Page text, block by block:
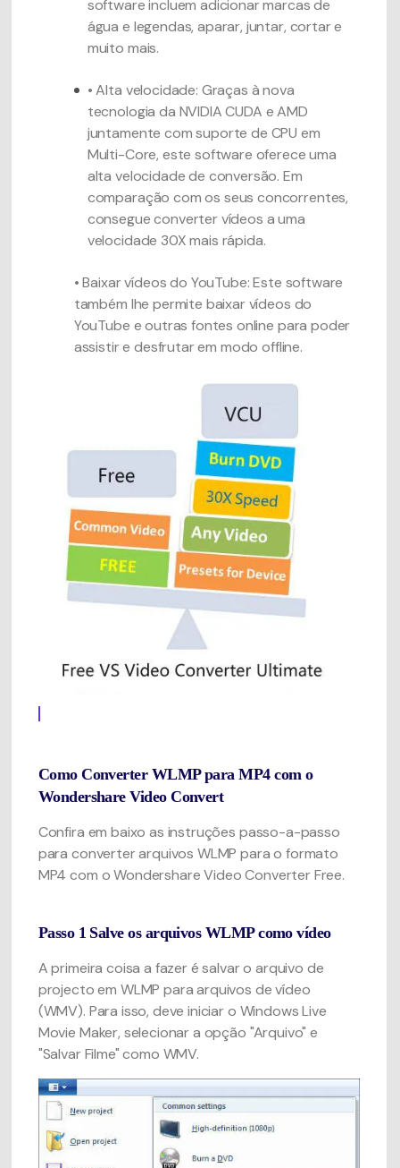
software incluem adicionar marcas de
água e legendas, aparar, juntar, cortar e
muito mais.
• Alta velocidade: Graças à nova
tecnologia da NVIDIA CUDA e AMD
juntamente com suporte de CPU em
Multi-Core, este software oferece uma
alta velocidade de conversão. Em
comparação com os seus concorrentes,
consegue converter vídeos a uma
velocidade 30X mais rápida.
• Baixar vídeos do YouTube: Este software
também lhe permite baixar vídeos do
YouTube e outras fontes online para poder
assistir e desfrutar em modo offline.
Como Converter WLMP para MP4 com o
Wondershare Video Convert
Confira em baixo as instruções passo-a-passo
para converter arquivos WLMP para o formato
MP4 com o Wondershare Video Converter Free.
Passo 1 Salve os arquivos WLMP como vídeo
A primeira coisa a fazer é salvar o arquivo de
projecto em WLMP para arquivos de vídeo
(WMV). Para isso, deve iniciar o Windows Live
Movie Maker, selecionar a opção "Arquivo" e
"Salvar Filme" como WMV.